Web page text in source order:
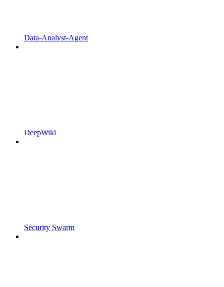
Data-Analyst-Agent
DeepWiki
Security Swarm